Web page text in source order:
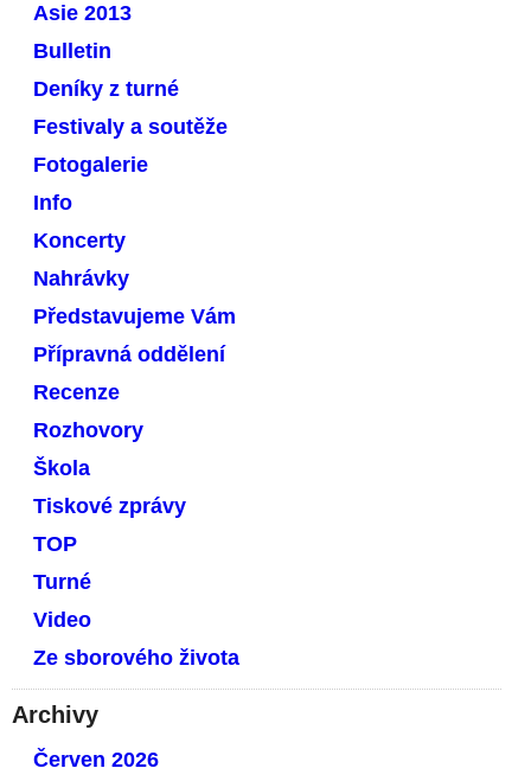
Asie 2013
Bulletin
Deníky z turné
Festivaly a soutěže
Fotogalerie
Info
Koncerty
Nahrávky
Představujeme Vám
Přípravná oddělení
Recenze
Rozhovory
Škola
Tiskové zprávy
TOP
Turné
Video
Ze sborového života
Archivy
Červen 2026